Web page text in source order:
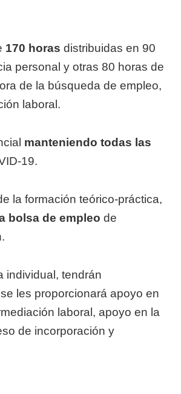
170 horas distribuidas en 90
personal y otras 80 horas de
de la búsqueda de empleo,
laboral.
manteniendo todas las
19.
la formación teórico-práctica,
bolsa de empleo de
individual, tendrán
les proporcionará apoyo en
laboral, apoyo en la
de incorporación y